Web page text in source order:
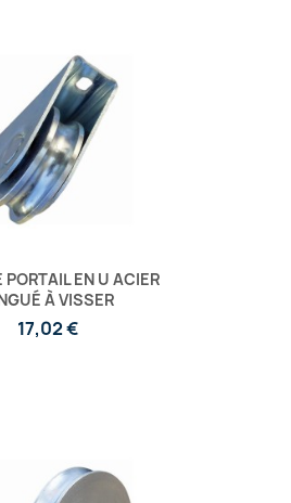
PORTAIL EN U ACIER
À VISSER
17,02 €